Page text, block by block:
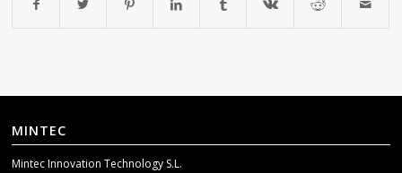
MINTEC
Mintec Innovation Technology S.L.